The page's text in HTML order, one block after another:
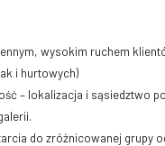
wysokim ruchem
i hurtowych)
– lokalizacja i sąsiedztwo
do zróżnicowanej grupy